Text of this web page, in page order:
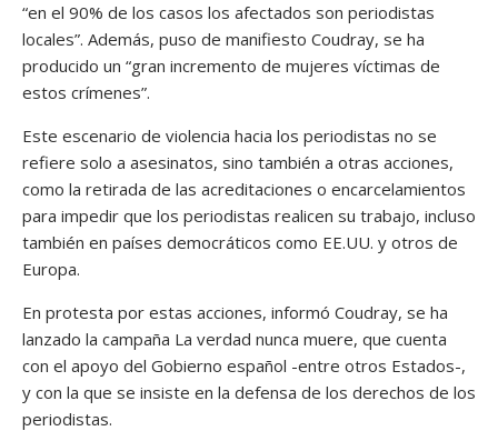
“en el 90% de los casos los afectados son periodistas
locales”. Además, puso de manifiesto Coudray, se ha
producido un “gran incremento de mujeres víctimas de
estos crímenes”.
Este escenario de violencia hacia los periodistas no se
refiere solo a asesinatos, sino también a otras acciones,
como la retirada de las acreditaciones o encarcelamientos
para impedir que los periodistas realicen su trabajo, incluso
también en países democráticos como EE.UU. y otros de
Europa.
En protesta por estas acciones, informó Coudray, se ha
lanzado la campaña La verdad nunca muere, que cuenta
con el apoyo del Gobierno español -entre otros Estados-,
y con la que se insiste en la defensa de los derechos de los
periodistas.